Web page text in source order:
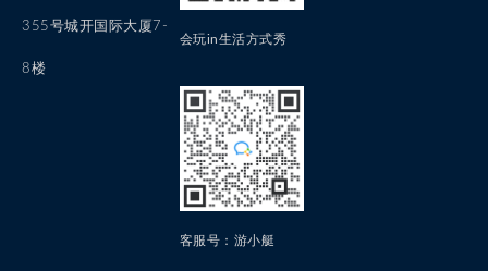
355号城开国际大厦7-
8楼
会玩in生活方式秀
客服号：游小艇